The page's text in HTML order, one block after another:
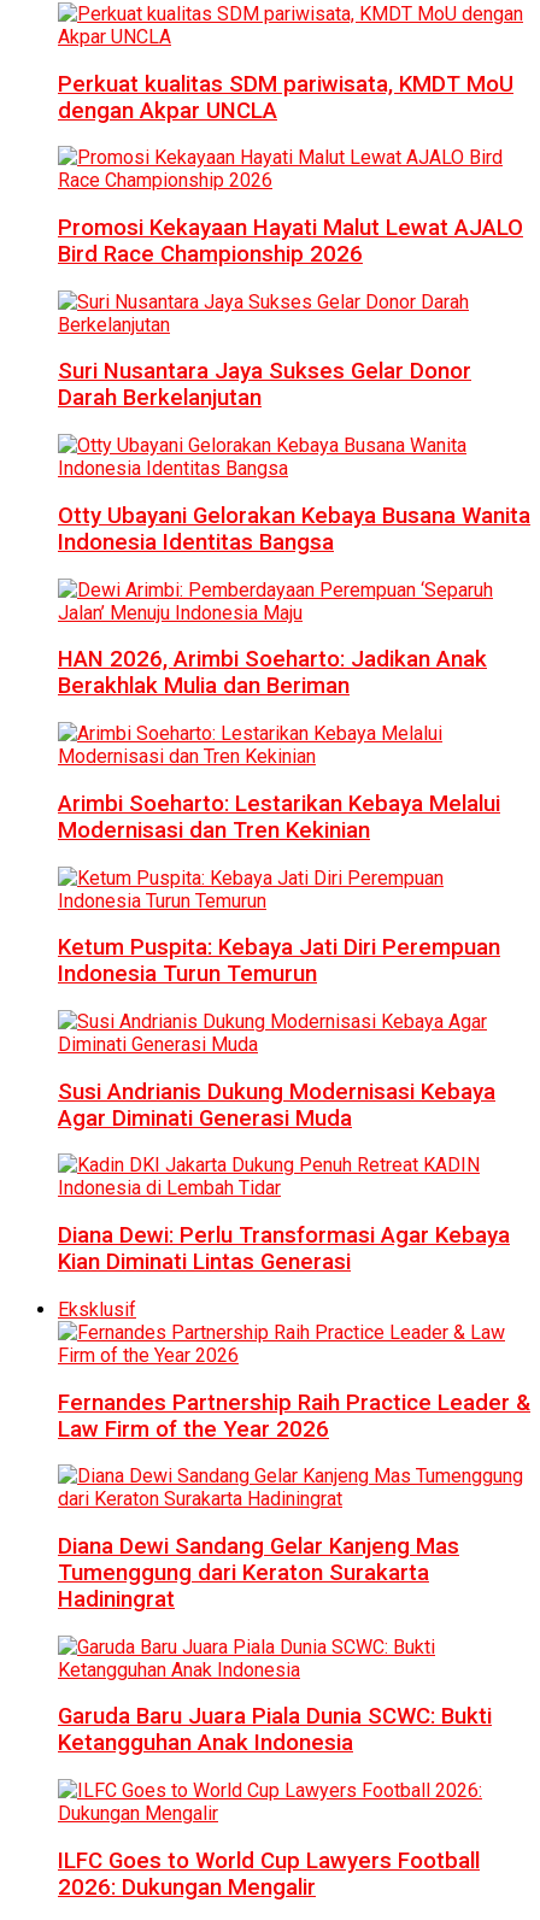
Perkuat kualitas SDM pariwisata, KMDT MoU
dengan Akpar UNCLA
Promosi Kekayaan Hayati Malut Lewat AJALO
Bird Race Championship 2026
Suri Nusantara Jaya Sukses Gelar Donor
Darah Berkelanjutan
Otty Ubayani Gelorakan Kebaya Busana Wanita
Indonesia Identitas Bangsa
HAN 2026, Arimbi Soeharto: Jadikan Anak
Berakhlak Mulia dan Beriman
Arimbi Soeharto: Lestarikan Kebaya Melalui
Modernisasi dan Tren Kekinian
Ketum Puspita: Kebaya Jati Diri Perempuan
Indonesia Turun Temurun
Susi Andrianis Dukung Modernisasi Kebaya
Agar Diminati Generasi Muda
Diana Dewi: Perlu Transformasi Agar Kebaya
Kian Diminati Lintas Generasi
Eksklusif
Fernandes Partnership Raih Practice Leader &
Law Firm of the Year 2026
Diana Dewi Sandang Gelar Kanjeng Mas
Tumenggung dari Keraton Surakarta
Hadiningrat
Garuda Baru Juara Piala Dunia SCWC: Bukti
Ketangguhan Anak Indonesia
ILFC Goes to World Cup Lawyers Football
2026: Dukungan Mengalir